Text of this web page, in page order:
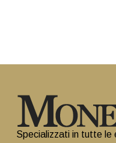
Specializzati in tutte le